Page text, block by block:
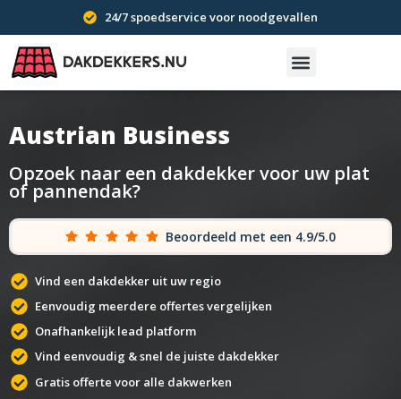
24/7 spoedservice voor noodgevallen
Austrian Business
Opzoek naar een dakdekker voor uw plat
of pannendak?
Beoordeeld met een 4.9/5.0
Vind een dakdekker uit uw regio
Eenvoudig meerdere offertes vergelijken
Onafhankelijk lead platform
Vind eenvoudig & snel de juiste dakdekker
Gratis offerte voor alle dakwerken